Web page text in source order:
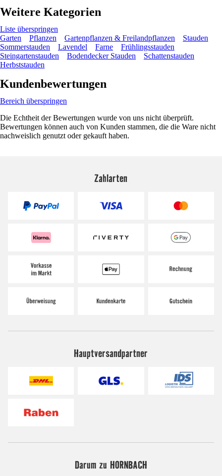
Weitere Kategorien
Liste überspringen
Garten
Pflanzen Gartenpflanzen & Freilandpflanzen
Stauden
Sommerstauden
Lavendel Farne
Frühlingsstauden
Steingartenstauden
Bodendecker Stauden
Schattenstauden
Herbststauden
Kundenbewertungen
Bereich überspringen
Die Echtheit der Bewertungen wurde von uns nicht überprüft.
Bewertungen können auch von Kunden stammen, die die Ware nicht
nachweislich genutzt oder gekauft haben.
Zahlarten
Hauptversandpartner
Darum zu HORNBACH